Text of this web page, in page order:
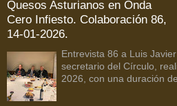
Quesos Asturianos en Onda
Cero Infiesto. Colaboración 86,
14-01-2026.
Entrevista 86 a Luis Javier
secretario del Círculo,
2026, con una duración de